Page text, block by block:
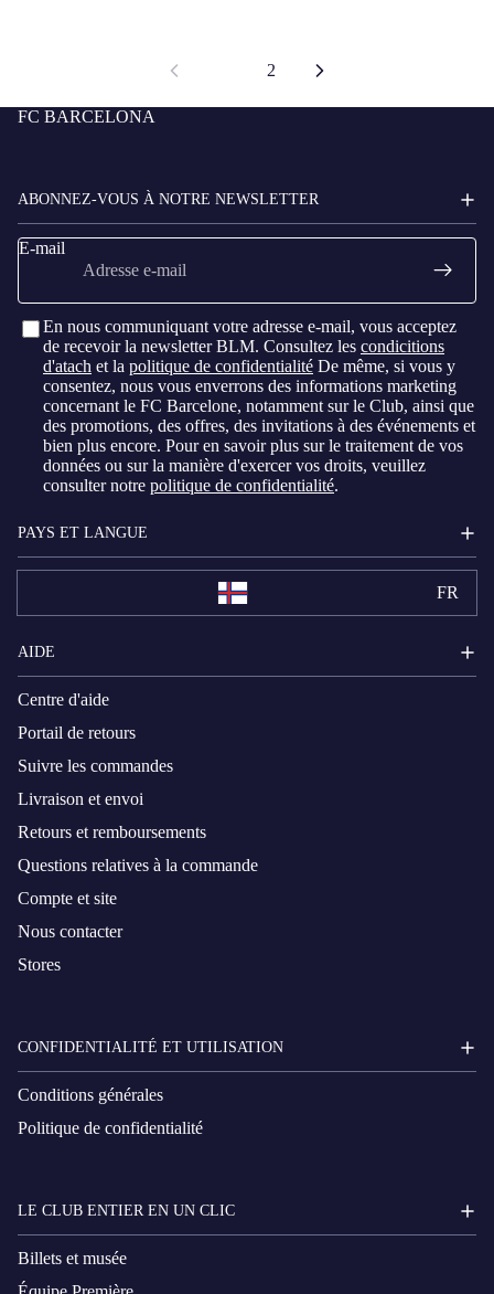
2
FC BARCELONA
ABONNEZ-VOUS À NOTRE NEWSLETTER
E-mail
En nous communiquant votre adresse e-mail, vous acceptez
de recevoir la newsletter BLM. Consultez les condicitions
d'atach et la politique de confidentialité De même, si vous y
consentez, nous vous enverrons des informations marketing
concernant le FC Barcelone, notamment sur le Club, ainsi que
des promotions, des offres, des invitations à des événements et
bien plus encore. Pour en savoir plus sur le traitement de vos
données ou sur la manière d'exercer vos droits, veuillez
consulter notre politique de confidentialité.
PAYS ET LANGUE
FR
AIDE
Centre d'aide
Portail de retours
Suivre les commandes
Livraison et envoi
Retours et remboursements
Questions relatives à la commande
Compte et site
Nous contacter
Stores
CONFIDENTIALITÉ ET UTILISATION
Conditions générales
Politique de confidentialité
LE CLUB ENTIER EN UN CLIC
Billets et musée